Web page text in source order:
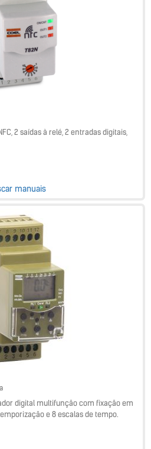
2 saídas à relé, 2 entradas digitais,
manuais
digital multifunção com fixação em
e 8 escalas de tempo.